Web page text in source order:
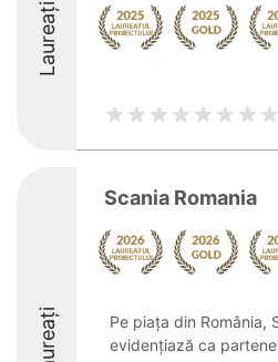
Laureați
Laureați
Scania Romania
Pe piața din România,
evidențiază ca